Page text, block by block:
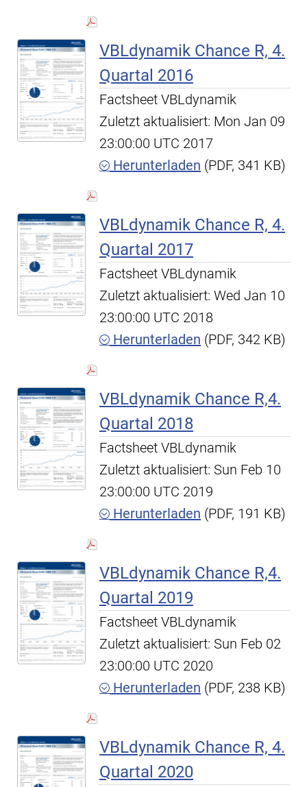
VBLdynamik Chance R, 4.
Quartal 2016
Factsheet VBLdynamik
Zuletzt aktualisiert: Mon Jan 09
23:00:00 UTC 2017
Herunterladen (PDF, 341 KB)
VBLdynamik Chance R, 4.
Quartal 2017
Factsheet VBLdynamik
Zuletzt aktualisiert: Wed Jan 10
23:00:00 UTC 2018
Herunterladen (PDF, 342 KB)
VBLdynamik Chance R,4.
Quartal 2018
Factsheet VBLdynamik
Zuletzt aktualisiert: Sun Feb 10
23:00:00 UTC 2019
Herunterladen (PDF, 191 KB)
VBLdynamik Chance R,4.
Quartal 2019
Factsheet VBLdynamik
Zuletzt aktualisiert: Sun Feb 02
23:00:00 UTC 2020
Herunterladen (PDF, 238 KB)
VBLdynamik Chance R, 4.
Quartal 2020